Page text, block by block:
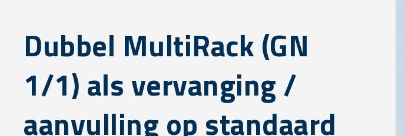
Dubbel MultiRack (GN
1/1) als vervanging /
aanvulling op standaard